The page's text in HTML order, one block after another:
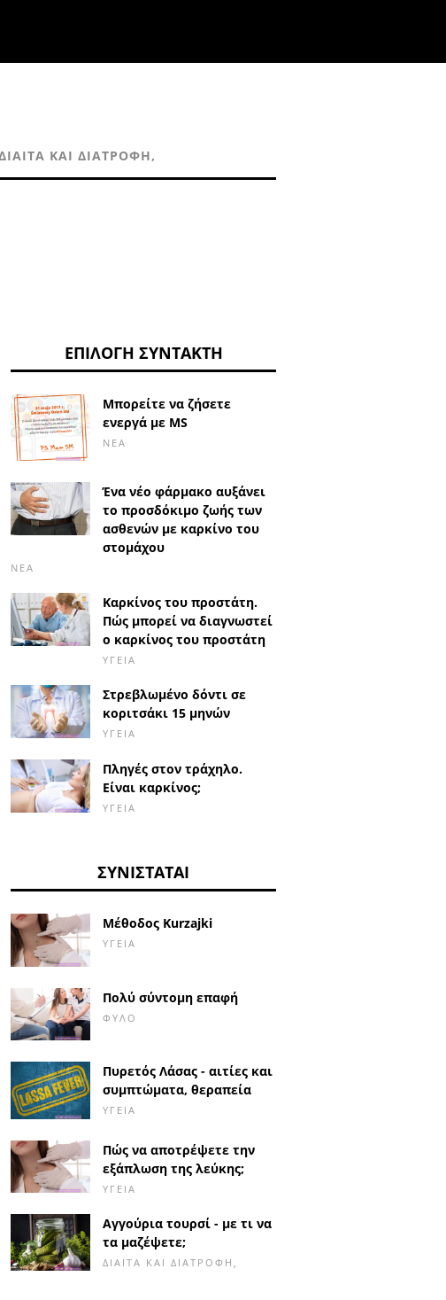
ΚΑΙ ΔΙΑΤΡΟΦΉ,
ΕΠΙΛΟΓΉ ΣΥΝΤΆΚΤΗ
Μπορείτε να ζήσετε
ενεργά με MS
ΝΈΑ
Ένα νέο φάρμακο αυξάνει
το προσδόκιμο ζωής των
ασθενών με καρκίνο του
στομάχου
ΝΈΑ
Καρκίνος του προστάτη.
Πώς μπορεί να διαγνωστεί
ο καρκίνος του προστάτη
ΥΓΕΊΑ
Στρεβλωμένο δόντι σε
κοριτσάκι 15 μηνών
ΥΓΕΊΑ
Πληγές στον τράχηλο.
Είναι καρκίνος;
ΥΓΕΊΑ
ΣΥΝΙΣΤΆΤΑΙ
Μέθοδος Kurzajki
ΥΓΕΊΑ
Πολύ σύντομη επαφή
ΦΎΛΟ
Πυρετός Λάσας - αιτίες και
συμπτώματα, θεραπεία
ΥΓΕΊΑ
Πώς να αποτρέψετε την
εξάπλωση της λεύκης;
ΥΓΕΊΑ
Αγγούρια τουρσί - με τι να
τα μαζέψετε;
ΔΊΑΙΤΑ ΚΑΙ ΔΙΑΤΡΟΦΉ,